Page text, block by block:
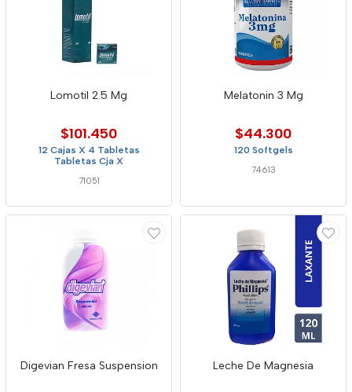
Lomotil 2.5 Mg
$101.450
12 Cajas X 4 Tabletas
Tabletas Cja X
71051
Melatonin 3 Mg
$44.300
120 Softgels
74613
Digevian Fresa Suspension Leche De Magnesia